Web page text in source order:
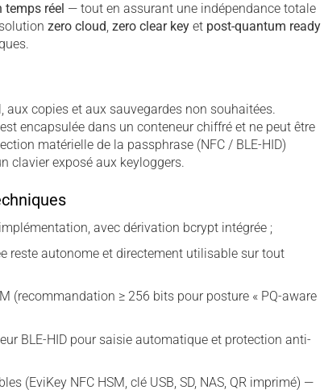
temps réel — tout en assurant une indépendance totale
zero cloud, zero clear keyet post-quantum ready
aux copies et aux sauvegardes non souhaitées.
encapsulée dans un conteneur chiffré et ne peut être
matérielle de la passphrase (NFC / BLE-HID)
clavier exposé aux keyloggers.
avec dérivation bcrypt intégrée ;
reste autonome et directement utilisable sur tout
(recommandation ≥ 256 bits pour posture « PQ-aware
BLE-HID pour saisie automatique et protection anti-
(EviKey NFC HSM, clé USB, SD, NAS, QR imprimé) —